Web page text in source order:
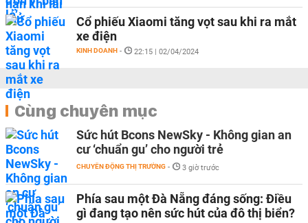
Cổ phiếu Xiaomi tăng vọt sau khi ra mắt
xe điện
KINH DOANH - 22:15 | 02/04/2024
Cùng chuyên mục
Sức hút Bcons NewSky - Không gian an
cư ‘chuẩn gu’ cho người trẻ
CHUYỂN ĐỘNG THỊ TRƯỜNG - 3 giờ trước
Phía sau một Đà Nẵng đáng sống: Điều
gì đang tạo nên sức hút của đô thị biển?